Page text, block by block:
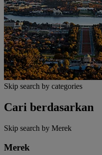
Skip search by categories
Cari berdasarkan
Skip search by Merek
Merek